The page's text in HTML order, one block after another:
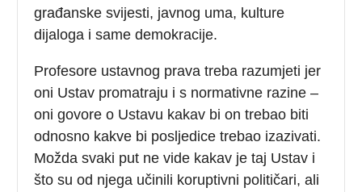
građanske svijesti, javnog uma, kulture
dijaloga i same demokracije.
Profesore ustavnog prava treba razumjeti jer
oni Ustav promatraju i s normativne razine –
oni govore o Ustavu kakav bi on trebao biti
odnosno kakve bi posljedice trebao izazivati.
Možda svaki put ne vide kakav je taj Ustav i
što su od njega učinili koruptivni političari, ali